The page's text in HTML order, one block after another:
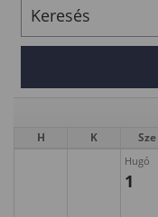
H K Sze
Hugó
1